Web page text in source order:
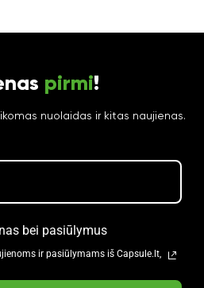
pirmi!
nuolaidas ir kitas naujienas.
bei pasiūlymus
ir pasiūlymams iš Capsule.lt,